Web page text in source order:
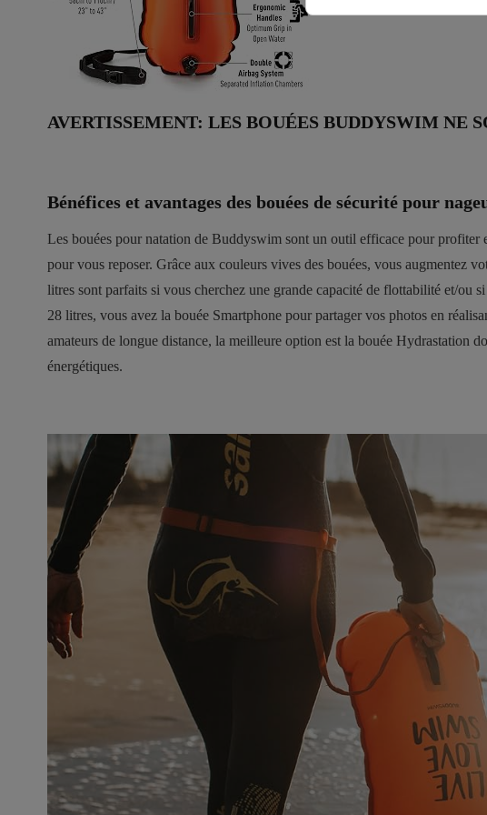
AVERTISSEMENT: LES BOUÉES BUDDYSWIM NE
Bénéfices et avantages des bouées de sécurité pour
Les bouées pour natation de Buddyswim sont un outil efficace pour profiter
pour vous reposer. Grâce aux couleurs vives des bouées, vous augmentez
litres sont parfaits si vous cherchez une grande capacité de flottabilité et/ou
28 litres, vous avez la bouée Smartphone pour partager vos photos en
amateurs de longue distance, la meilleure option est la bouée Hydrastation
énergétiques.